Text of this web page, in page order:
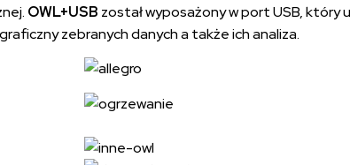
OWL+USB został wyposażony w port USB, który
zebranych danych a także ich analiza.